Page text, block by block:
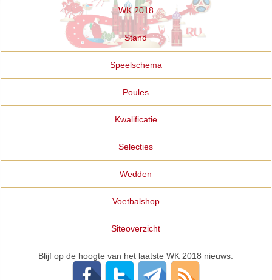
WK 2018
Stand
Speelschema
Poules
Kwalificatie
Selecties
Wedden
Voetbalshop
Siteoverzicht
Blijf op de hoogte van het laatste WK 2018 nieuws: